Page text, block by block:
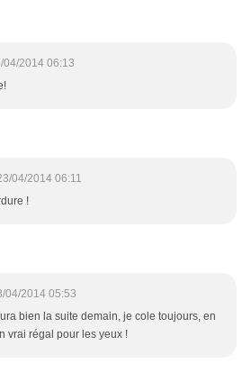
04/2014 06:13
04/2014 06:11
!
04/2014 05:53
bien la suite demain, je cole toujours, en
vrai régal pour les yeux !